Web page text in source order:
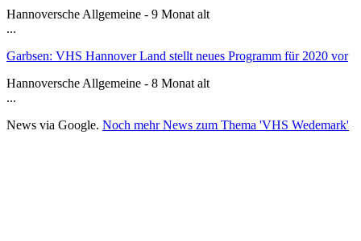
Hannoversche Allgemeine - 9 Monat alt
...
Garbsen: VHS Hannover Land stellt neues Programm für 2020 vor
Hannoversche Allgemeine - 8 Monat alt
...
News via Google. Noch mehr News zum Thema 'VHS Wedemark'